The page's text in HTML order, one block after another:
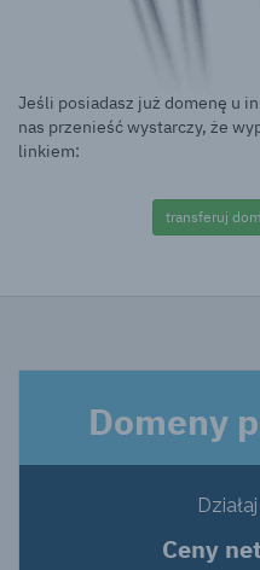
Jeśli posiadasz już domenę u
nas przenieść wystarczy, że
linkiem:
transferuj
Domeny
Ceny